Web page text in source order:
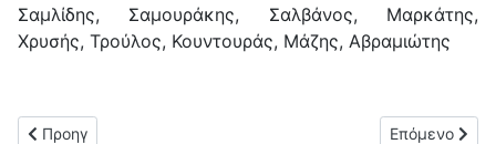
Σαμλίδης, Σαμουράκης, Σαλβάνος, Μαρκάτης,
Χρυσής, Τρούλος, Κουντουράς, Μάζης, Αβραμιώτης
Προηγούμενο άρθρο: Ο Ναπολέων Μακρής υπεύθυνος
Προηγ Επόμενο
Επόμενο